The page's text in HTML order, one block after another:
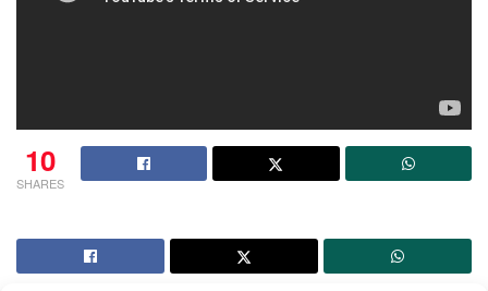
10
SHARES